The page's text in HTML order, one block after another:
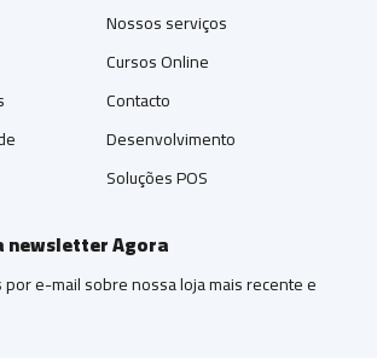
Nossos serviços
Cursos Online
Contacto
Desenvolvimento
Soluções POS
newsletter Agora
por e-mail sobre nossa loja mais recente e